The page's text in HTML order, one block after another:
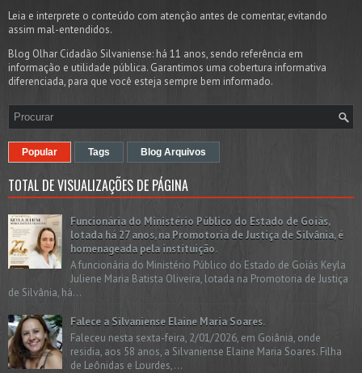
Leia e interprete o conteúdo com atenção antes de comentar, evitando
assim mal-entendidos.
Blog Olhar Cidadão Silvaniense: há 11 anos, sendo referência em
informação e utilidade pública. Garantimos uma cobertura informativa
diferenciada, para que você esteja sempre bem informado.
Popular Tags Blog Arquivos
TOTAL DE VISUALIZAÇÕES DE PÁGINA
Funcionária do Ministério Público do Estado de Goiás,
lotada há 27 anos, na Promotoria de Justiça de Silvânia, é
homenageada pela instituição.
A funcionária do Ministério Público do Estado de Goiás Keyla
Juliene Maria Batista Oliveira, lotada na Promotoria de Justiça
de Silvânia, há...
Falece a Silvaniense Elaine Maria Soares.
Faleceu nesta sexta-feira, 2/01/2026, em Goiânia, onde
residia, aos 58 anos, a Silvaniense Elaine Maria Soares. Filha
de Leônidas e Lourdes,...